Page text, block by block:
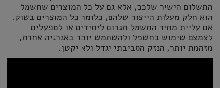
התשלום הישיר שלכם, אלא גם על כל המוצרים שחשמל
הוא חלק מעלות הייצור שלהם, כלומר כל המוצרים בשוק.
אם עליית מחיר החשמל תגרום ליחידים או למפעלים
לצמצם שימוש בחשמל ולהשתמש יותר באנרגיה אחרת,
מזהמת יותר, הנזק הסביבתי יגדל ולא יקטן.